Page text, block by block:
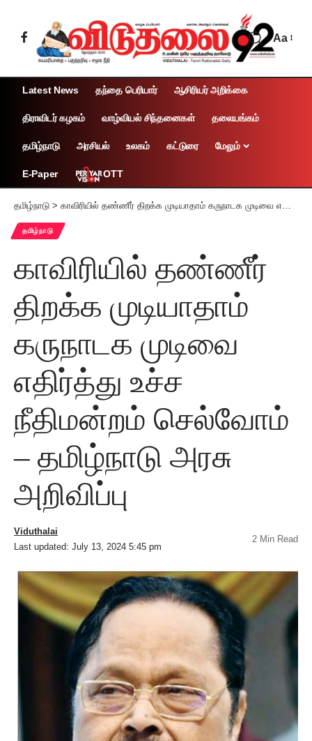
Aa
Latest News தந்தை பெரியார் ஆசிரியர் அறிக்கை
திராவிடர் கழகம் வாழ்வியல் சிந்தனைகள் தலையங்கம்
தமிழ்நாடு அரசியல் உலகம் கட்டுரை மேலும்
E-Paper OTT
தமிழ்நாடு > காவிரியில் தண்ணீர் திறக்க முடியாதாம் கருநாடக முடிவை எதிர்த்து உச்ச நீதிமன்றம் செல்வோம் – தமிழ்நாடு அரசு அறிவிப்பு
தமிழ்நாடு
காவிரியில் தண்ணீர்
திறக்க முடியாதாம்
கருநாடக முடிவை
எதிர்த்து உச்ச
நீதிமன்றம் செல்வோம்
– தமிழ்நாடு அரசு
அறிவிப்பு
Last updated: July 13, 2024 5:45 pm
Viduthalai
2 Min Read